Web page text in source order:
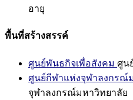
อายุ
พื้นที่สร้างสรรค์
ศูนย์พันธกิจเพื่อสังคม ศูน
ศูนย์กีฬาแห่งจุฬาลงกรณ์
จุฬาลงกรณ์มหาวิทยาลัย